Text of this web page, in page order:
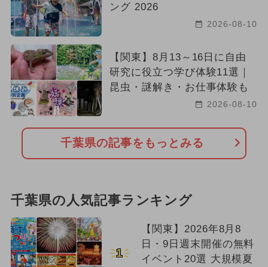
ング 2026
2026-08-10
【関東】8月13～16日に自由
研究に役立つ学び体験11選｜
昆虫・謎解き・お仕事体験も
2026-08-10
千葉県の記事をもっとみる
千葉県の人気記事ランキング
1
【関東】2026年8月8
日・9日週末開催の無料
イベント20選 大規模夏